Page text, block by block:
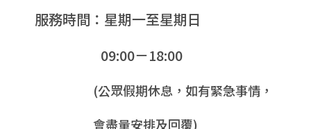
服務時間：星期一至星期日
09:00－18:00
(公眾假期休息，如有緊急事情，
會盡量安排及回覆)